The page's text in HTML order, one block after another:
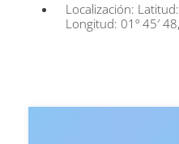
Localización:
Longitud: 01º 45′